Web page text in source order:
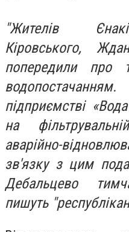
"Жителів
Кіровського,
попередили про
підприємстві
на
аварійно-
зв'язку з цим
Дебальцево
пишуть